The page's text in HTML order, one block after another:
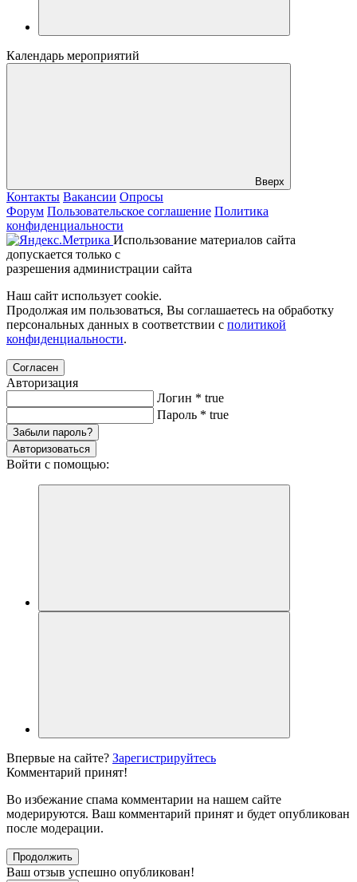
Календарь мероприятий
Вверх
Контакты Вакансии Опросы
Форум Пользовательское соглашение Политика
конфиденциальности
Использование материалов сайта
допускается только с
разрешения администрации сайта
Наш сайт использует cookie.
Продолжая им пользоваться, Вы соглашаетесь на обработку
персональных данных в соответствии с политикой
конфиденциальности.
Согласен
Авторизация
Логин * true
Пароль * true
Забыли пароль?
Авторизоваться
Войти с помощью:
Впервые на сайте? Зарегистрируйтесь
Комментарий принят!
Во избежание спама комментарии на нашем сайте
модерируются. Ваш комментарий принят и будет опубликован
после модерации.
Продолжить
Ваш отзыв успешно опубликован!